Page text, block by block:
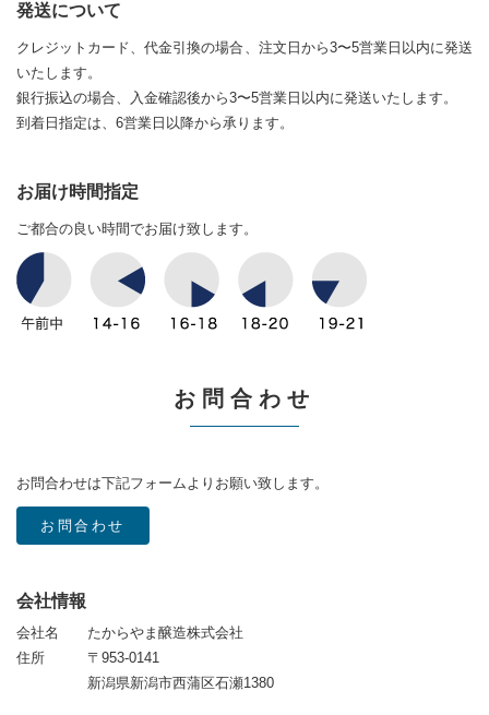
発送について
クレジットカード、代金引換の場合、注文日から3〜5営業日以内に発送
いたします。
銀行振込の場合、入金確認後から3〜5営業日以内に発送いたします。
到着日指定は、6営業日以降から承ります。
お届け時間指定
ご都合の良い時間でお届け致します。
お問合わせ
お問合わせは下記フォームよりお願い致します。
お問合わせ
会社情報
会社名
たからやま醸造株式会社
住所
〒953-0141
新潟県新潟市西蒲区石瀬1380